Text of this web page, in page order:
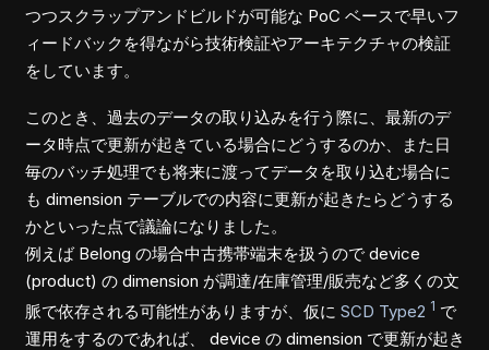
つつスクラップアンドビルドが可能な PoC ベースで早いフ
ィードバックを得ながら技術検証やアーキテクチャの検証
をしています。
このとき、過去のデータの取り込みを行う際に、最新のデ
ータ時点で更新が起きている場合にどうするのか、また日
毎のバッチ処理でも将来に渡ってデータを取り込む場合に
も dimension テーブルでの内容に更新が起きたらどうする
かといった点で議論になりました。
例えば Belong の場合中古携帯端末を扱うので device
(product) の dimension が調達/在庫管理/販売など多くの文
脈で依存される可能性がありますが、仮に SCD Type2 1 で
運用をするのであれば、 device の dimension で更新が起き